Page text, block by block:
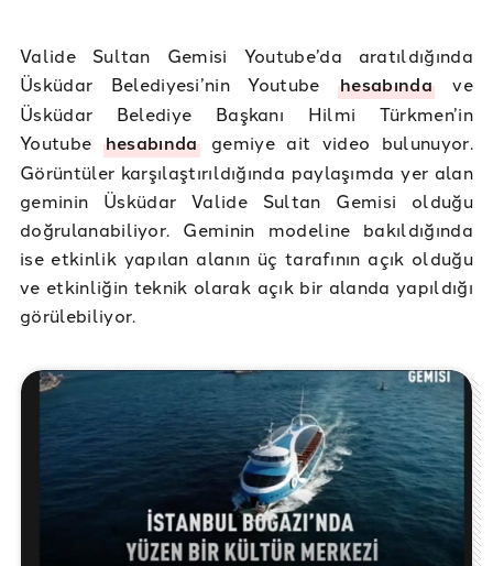
Valide Sultan Gemisi Youtube’da aratıldığında
Üsküdar Belediyesi’nin Youtubehesabındave
Üsküdar Belediye Başkanı Hilmi Türkmen’in
Youtube hesabındagemiye ait video bulunuyor.
Görüntüler karşılaştırıldığında paylaşımda yer alan
geminin Üsküdar Valide Sultan Gemisi olduğu
doğrulanabiliyor. Geminin modeline bakıldığında
ise etkinlik yapılan alanın üç tarafının açık olduğu
ve etkinliğin teknik olarak açık bir alanda yapıldığı
görülebiliyor.